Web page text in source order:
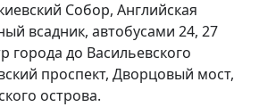
Собор, Английская
всадник, автобусами 24, 27
города до Васильевского
проспект, Дворцовый мост,
острова.